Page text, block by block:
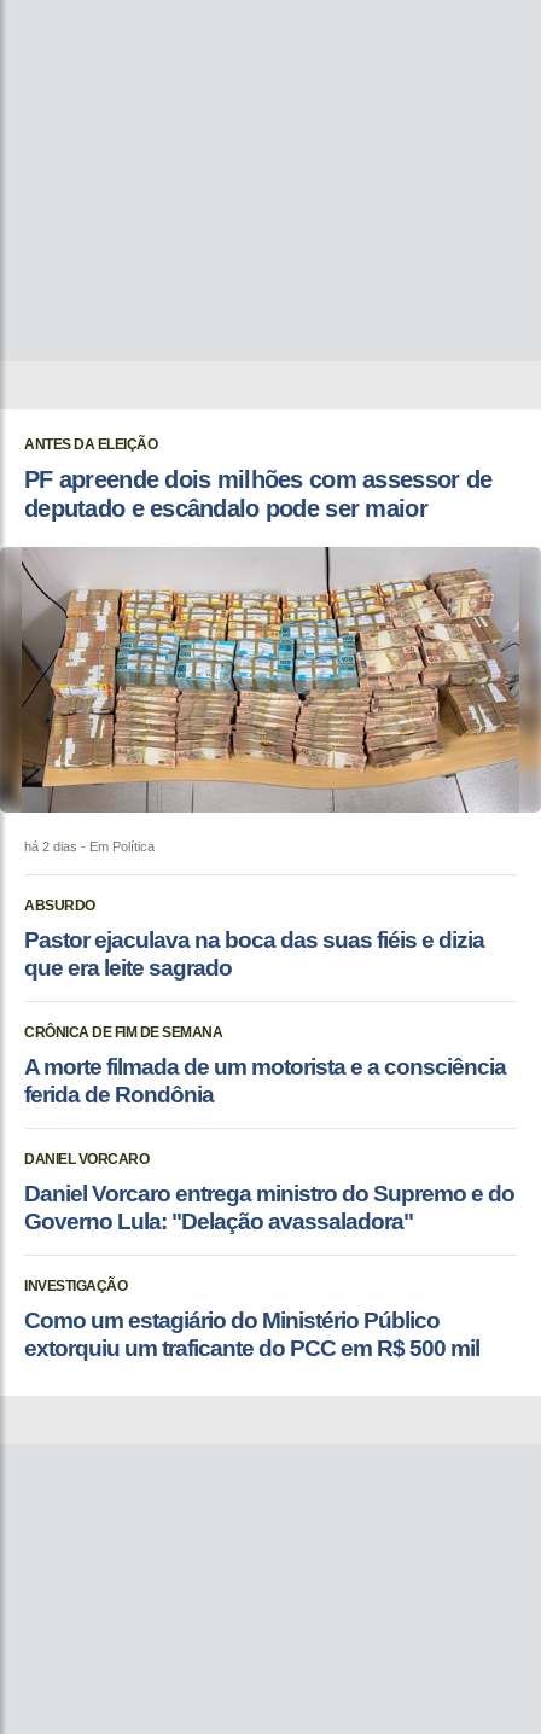
ANTES DA ELEIÇÃO
PF apreende dois milhões com assessor de
deputado e escândalo pode ser maior
há 2 dias - Em Política
ABSURDO
Pastor ejaculava na boca das suas fiéis e dizia
que era leite sagrado
CRÔNICA DE FIM DE SEMANA
A morte filmada de um motorista e a consciência
ferida de Rondônia
DANIEL VORCARO
Daniel Vorcaro entrega ministro do Supremo e do
Governo Lula: "Delação avassaladora"
INVESTIGAÇÃO
Como um estagiário do Ministério Público
extorquiu um traficante do PCC em R$ 500 mil